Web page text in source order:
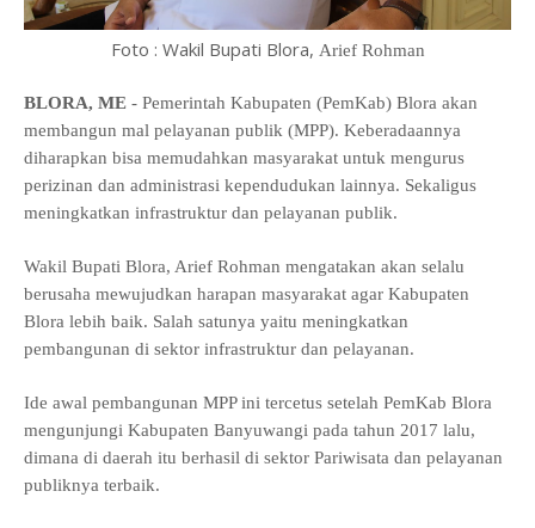
Foto : Wakil Bupati Blora, Arief Rohman
BLORA, ME - Pemerintah Kabupaten (PemKab) Blora akan
membangun mal pelayanan publik (MPP). Keberadaannya
diharapkan bisa memudahkan masyarakat untuk mengurus
perizinan dan administrasi kependudukan lainnya. Sekaligus
meningkatkan infrastruktur dan pelayanan publik.
Wakil Bupati Blora, Arief Rohman mengatakan akan selalu
berusaha mewujudkan harapan masyarakat agar Kabupaten
Blora lebih baik. Salah satunya yaitu meningkatkan
pembangunan di sektor infrastruktur dan pelayanan.
Ide awal pembangunan MPP ini tercetus setelah PemKab Blora
mengunjungi Kabupaten Banyuwangi pada tahun 2017 lalu,
dimana di daerah itu berhasil di sektor Pariwisata dan pelayanan
publiknya terbaik.